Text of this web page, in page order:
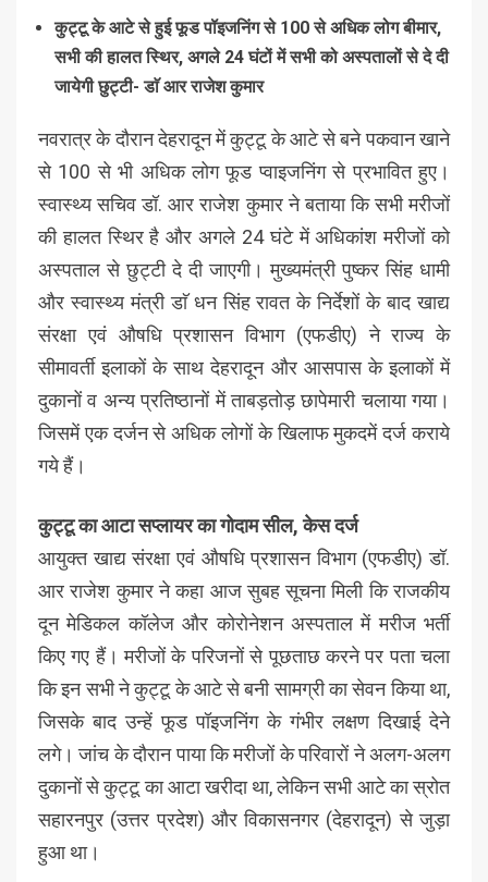
कुट्टू के आटे से हुई फूड पॉइजनिंग से 100 से अधिक लोग बीमार,
सभी की हालत स्थिर, अगले 24 घंटों में सभी को अस्पतालों से दे दी
जायेगी छुट्टी- डाॅ आर राजेश कुमार
नवरात्र के दौरान देहरादून में कुट्टू के आटे से बने पकवान खाने
से 100 से भी अधिक लोग फूड प्वाइजनिंग से प्रभावित हुए।
स्वास्थ्य सचिव डॉ. आर राजेश कुमार ने बताया कि सभी मरीजों
की हालत स्थिर है और अगले 24 घंटे में अधिकांश मरीजों को
अस्पताल से छुट्टी दे दी जाएगी। मुख्यमंत्री पुष्कर सिंह धामी
और स्वास्थ्य मंत्री डाॅ धन सिंह रावत के निर्देशों के बाद खाद्य
संरक्षा एवं औषधि प्रशासन विभाग (एफडीए) ने राज्य के
सीमावर्ती इलाकों के साथ देहरादून और आसपास के इलाकों में
दुकानों व अन्य प्रतिष्ठानों में ताबड़तोड़ छापेमारी चलाया गया।
जिसमें एक दर्जन से अधिक लोगों के खिलाफ मुकदमें दर्ज कराये
गये हैं।
कुट्टू का आटा सप्लायर का गोदाम सील, केस दर्ज
आयुक्त खाद्य संरक्षा एवं औषधि प्रशासन विभाग (एफडीए) डॉ.
आर राजेश कुमार ने कहा आज सुबह सूचना मिली कि राजकीय
दून मेडिकल कॉलेज और कोरोनेशन अस्पताल में मरीज भर्ती
किए गए हैं। मरीजों के परिजनों से पूछताछ करने पर पता चला
कि इन सभी ने कुट्टू के आटे से बनी सामग्री का सेवन किया था,
जिसके बाद उन्हें फूड पॉइजनिंग के गंभीर लक्षण दिखाई देने
लगे। जांच के दौरान पाया कि मरीजों के परिवारों ने अलग-अलग
दुकानों से कुट्टू का आटा खरीदा था, लेकिन सभी आटे का स्रोत
सहारनपुर (उत्तर प्रदेश) और विकासनगर (देहरादून) से जुड़ा
हुआ था।